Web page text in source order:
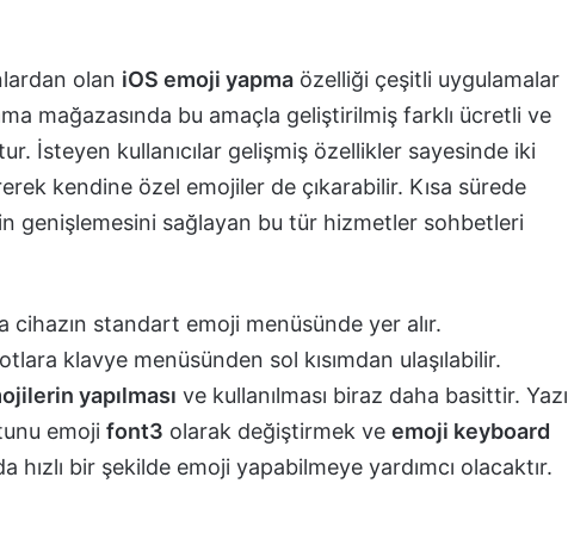
olan iOS emoji yapma özelliği çeşitli uygulamalar
mağazasında bu amaçla geliştirilmiş farklı ücretli ve
İsteyen kullanıcılar gelişmiş özellikler sayesinde iki
kendine özel emojiler de çıkarabilir. Kısa sürede
genişlemesini sağlayan bu tür hizmetler sohbetleri
cihazın standart emoji menüsünde yer alır.
klavye menüsünden sol kısımdan ulaşılabilir.
yapılması ve kullanılması biraz daha basittir. Yazı
emoji font3 olarak değiştirmek ve emoji keyboard
bir şekilde emoji yapabilmeye yardımcı olacaktır.